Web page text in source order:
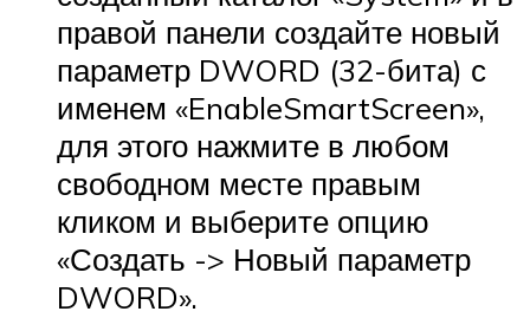
правой панели создайте новый
параметр DWORD (32-бита) с
именем «EnableSmartScreen»,
для этого нажмите в любом
свободном месте правым
кликом и выберите опцию
«Создать -> Новый параметр
DWORD».